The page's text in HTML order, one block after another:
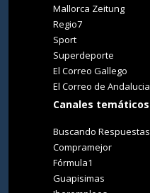
Mallorca Zeitung
Regio7
Sport
Superdeporte
El Correo Gallego
El Correo de Andalucia
Canales temáticos
Buscando Respuestas
Compramejor
Fórmula1
Guapisimas